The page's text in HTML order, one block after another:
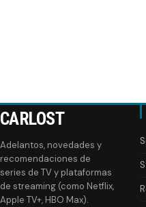
CARLOST
Adelantos, novedades y
recomendaciones de
series de TV y plataformas
de streaming (como Netflix,
Apple TV+, HBO Max).